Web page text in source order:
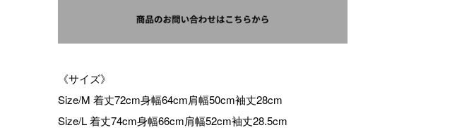
《サイズ》
Size/M 着丈72cm身幅64cm肩幅50cm袖丈28cm
Size/L 着丈74cm身幅66cm肩幅52cm袖丈28.5cm